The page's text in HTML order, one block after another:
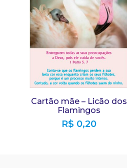
Cartão mãe – Licão dos
Flamingos
R$ 0,20